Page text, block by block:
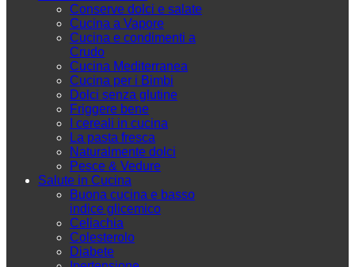
Conserve dolci e salate
Cucina a Vapore
Cucina e condimenti a
Crudo
Cucina Mediterranea
Cucina per i Bimbi
Dolci senza glutine
Friggere bene
I cereali in cucina
La pasta fresca
Naturalmente dolci
Pesce & Vedure
Salute in Cucina
Buona cucina e basso
indice glicemico
Celiachia
Colesterolo
Diabete